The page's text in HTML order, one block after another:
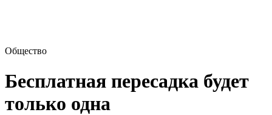
Общество
Бесплатная пересадка будет
только одна